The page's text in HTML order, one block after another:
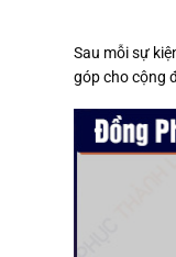
Sau mỗi sự
góp cho cộng